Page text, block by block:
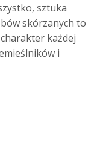
sztuka
skórzanych to
każdej
i